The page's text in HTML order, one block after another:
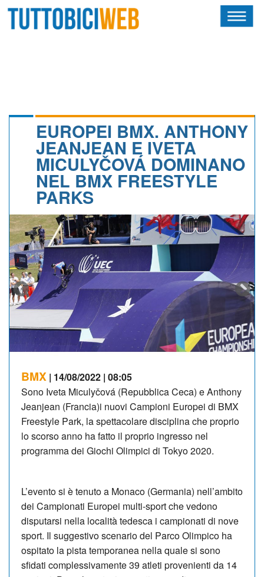
CALENDARIO
ALBI D'ORO
NEWSLETTER
EUROPEI BMX. ANTHONY
JEANJEAN E IVETA
MICULYČOVÁ DOMINANO
NEL BMX FREESTYLE
PARKS
BMX | 14/08/2022 | 08:05
Sono Iveta Miculyčová (Repubblica Ceca) e Anthony
Jeanjean (Francia)i nuovi Campioni Europei di BMX
Freestyle Park, la spettacolare disciplina che proprio
lo scorso anno ha fatto il proprio ingresso nel
programma dei Giochi Olimpici di Tokyo 2020.
L’evento si è tenuto a Monaco (Germania) nell’ambito
dei Campionati Europei multi-sport che vedono
disputarsi nella località tedesca i campionati di nove
sport. Il suggestivo scenario del Parco Olimpico ha
ospitato la pista temporanea nella quale si sono
sfidati complessivamente 39 atleti provenienti da 14